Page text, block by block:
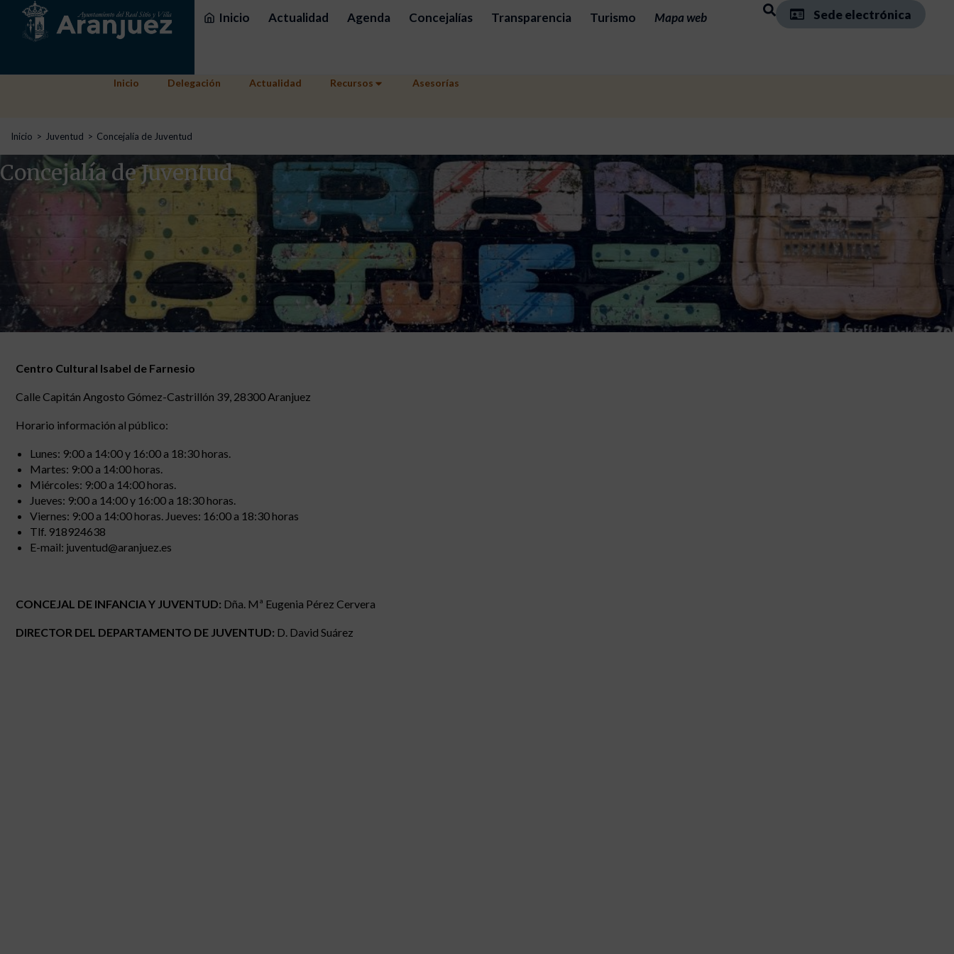
Inicio Actualidad Agenda Concejalías Transparencia Turismo Mapa web Sede electrónica
Inicio Delegación Actualidad Recursos Asesorías
Estás aquí:
Inicio Juventud Concejalía de Juventud
Concejalía de Juventud
Centro Cultural Isabel de Farnesio
Calle Capitán Angosto Gómez-Castrillón 39, 28300 Aranjuez
Horario información al público:
Lunes: 9:00 a 14:00 y 16:00 a 18:30 horas.
Martes: 9:00 a 14:00 horas.
Miércoles: 9:00 a 14:00 horas.
Jueves: 9:00 a 14:00 y 16:00 a 18:30 horas.
Viernes: 9:00 a 14:00 horas. Jueves: 16:00 a 18:30 horas
Tlf. 918924638
E-mail: juventud@aranjuez.es
CONCEJAL DE INFANCIA Y JUVENTUD: Dña. Mª Eugenia Pérez Cervera
DIRECTOR DEL DEPARTAMENTO DE JUVENTUD: D. David Suárez